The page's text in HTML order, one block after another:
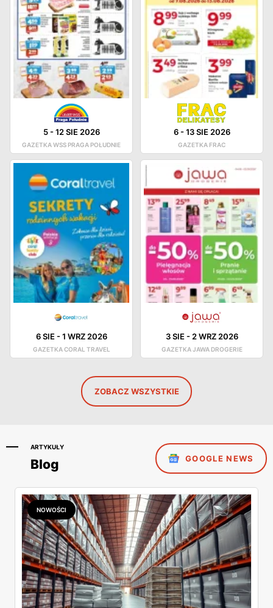
5-12 SIE 2026
GAZETKA WSS PRAGA POŁUDNIE
6-13 SIE 2026
GAZETKA FRAC
6 SIE -1 WRZ 2026
GAZETKA CORAL TRAVEL
3 SIE - 2 WRZ 2026
GAZETKA JAWA DROGERIE
ZOBACZ WSZYSTKIE
ARTYKUŁY
Blog GOOGLE NEWS
NOWOŚCI